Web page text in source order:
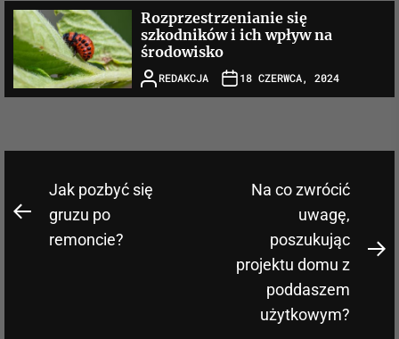
Rozprzestrzenianie się
szkodników i ich wpływ na
środowisko
REDAKCJA 18 CZERWCA, 2024
Nawigacja
wpisu
Previous
Jak pozbyć się
gruzu po
remoncie?
Na co zwrócić
uwagę,
poszukując
projektu domu z
poddaszem
użytkowym?